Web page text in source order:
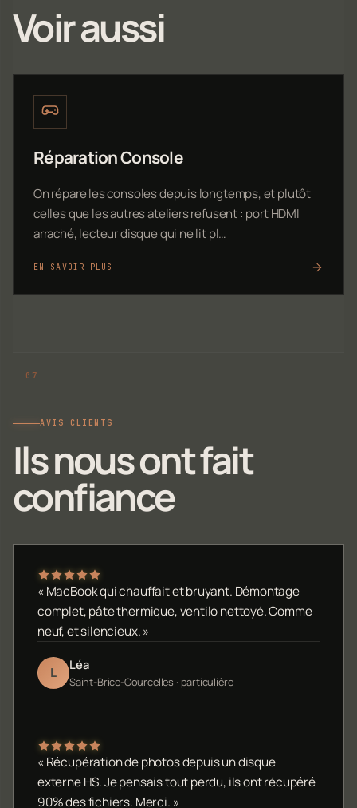
Voir aussi
Réparation Console
On répare les consoles depuis longtemps, et plutôt
celles que les autres ateliers refusent : port HDMI
arraché, lecteur disque qui ne lit pl…
EN SAVOIR PLUS
AVIS CLIENTS
Ils nous ont fait
confiance
« MacBook qui chauffait et bruyant. Démontage
complet, pâte thermique, ventilo nettoyé. Comme
neuf, et silencieux. »
L Léa
Saint-Brice-Courcelles · particulière
« Récupération de photos depuis un disque
externe HS. Je pensais tout perdu, ils ont récupéré
90% des fichiers. Merci. »